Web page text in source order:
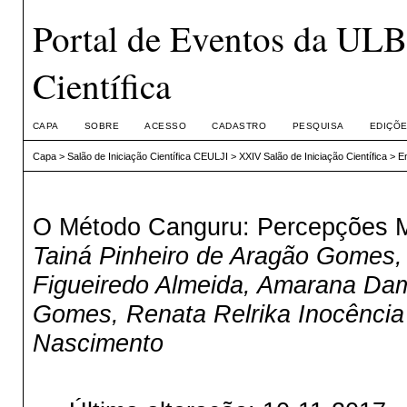
Portal de Eventos da
Científica
CAPA SOBRE ACESSO CADASTRO PESQUISA
Capa> Salão de Iniciação Científica CEULJI > XXIV Salão de Iniciação Científica>
O Método Canguru: Percepções
Tainá Pinheiro de Aragão
Figueiredo Almeida, Amarana
Gomes, Renata Relrika
Nascimento